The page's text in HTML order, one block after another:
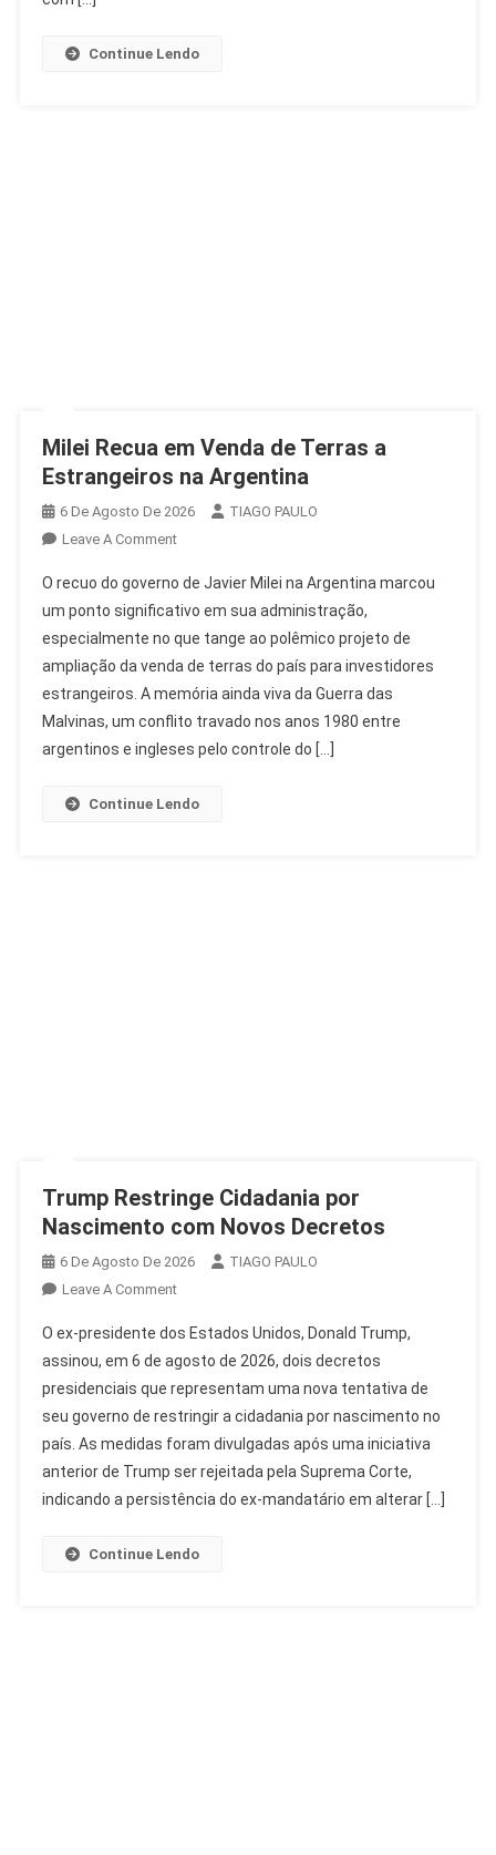
Continue Lendo
Milei Recua em Venda de Terras a
Estrangeiros na Argentina
6 De Agosto De 2026
TIAGO PAULO
Leave A CommentOn
Recua
Em
Venda
De
Terras
A
Estrangeiros
O recuo do governo de Javier Milei na Argentina marcou
um ponto significativo em sua administração,
especialmente no que tange ao polêmico projeto de
ampliação da venda de terras do país para investidores
estrangeiros. A memória ainda viva da Guerra das
Malvinas, um conflito travado nos anos 1980 entre
argentinos e ingleses pelo controle do […]
Continue Lendo
Trump Restringe Cidadania por
Nascimento com Novos Decretos
6 De Agosto De 2026
TIAGO PAULO
Leave A CommentOn
Restringe
Cidadania
Por
Nascimento
Com
Novos
Decretos
O ex-presidente dos Estados Unidos, Donald Trump,
assinou, em 6 de agosto de 2026, dois decretos
presidenciais que representam uma nova tentativa de
seu governo de restringir a cidadania por nascimento no
país. As medidas foram divulgadas após uma iniciativa
anterior de Trump ser rejeitada pela Suprema Corte,
indicando a persistência do ex-mandatário em alterar […]
Continue Lendo